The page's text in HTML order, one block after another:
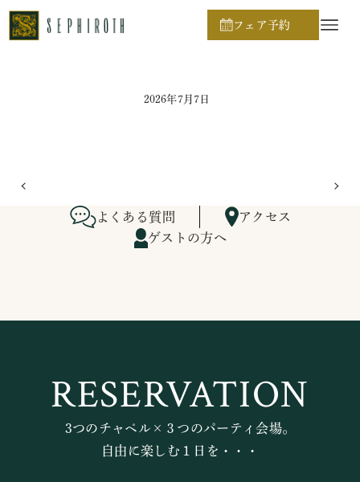
フェア予約
ホーム
2026年7月7日
よくある質問
アクセス
ゲストの方へ
RESERVATION
3つのチャペル×３つのパーティ会場。
自由に楽しむ１日を・・・